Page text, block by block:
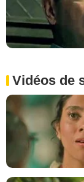
Vidéos de